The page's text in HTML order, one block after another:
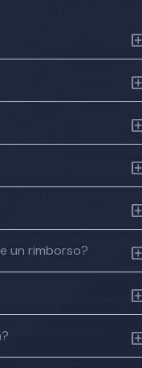
un rimborso?